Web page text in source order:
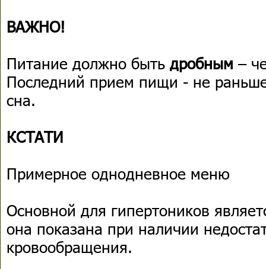
ВАЖНО!
Питание должно быть дробным –
Последний прием пищи - не
сна.
КСТАТИ
Примерное однодневное меню
Основной для гипертоников
она показана при наличии
кровообращения.